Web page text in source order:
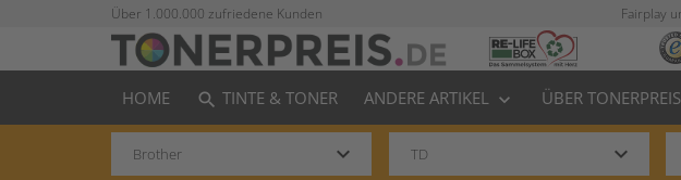
Über 1.000.000 zufriedene Kunden Fairplay
HOME search TINTE & TONER ANDERE ARTIKEL keyboard_arrow_down ÜBER TONERPREIS
keyboard_arrow_down keyboard_arrow_down